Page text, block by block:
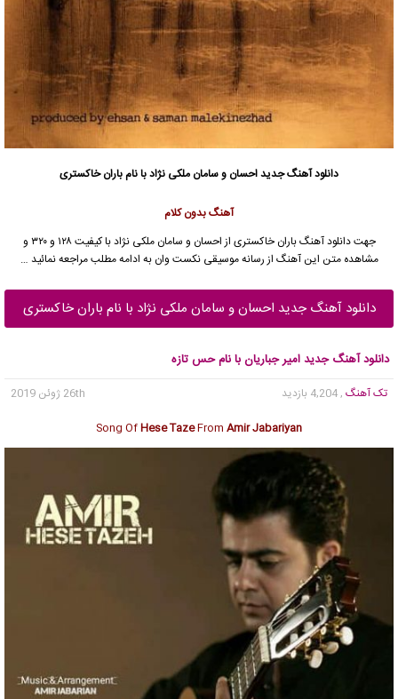
دانلود آهنگ جدیداحسان وسامان ملکی نژادبا نام باران خاکستری
آهنگ بدون کلام
جهت دانلود آهنگ باران خاکستری از احسان و سامان ملکی نژاد
با کیفیت ۱۲۸ و ۳۲۰ و
مشاهده متن این آهنگ از رسانه موسیقی نکست وان به ادامه مطلب مراجعه نمائید …
دانلود آهنگ جدید احسان و سامان ملکی نژاد با نام باران خاکستری
دانلود آهنگ جدید امیر جباریان با نام حس تازه
تک آهنگ , 4,204 بازدید
26th ژوئن 2019
Song OfHese TazeFrom Amir Jabariyan